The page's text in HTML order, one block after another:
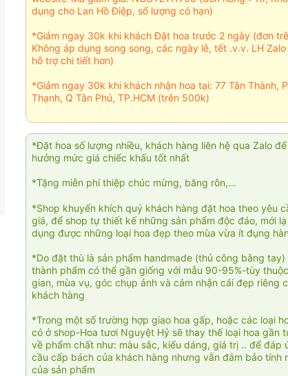
dụng cho Lan Hồ Điệp, số lượng có hạn)
*Giảm ngay 30k khi khách Đặt hoa trước 2 ngày (đơn
Không áp dụng song song, các ngày lễ, tết .v.v. LH
hỗ trợ chi tiết hơn)
*Giảm ngay 30k khi khách nhận hoa tại: 77 Tân Thành,
Thạnh, Q Tân Phú, TP.HCM (trên 500k)
*Đặt hoa số lượng nhiều, khách hàng liên hệ qua Zalo
hưởng mức giá chiếc khấu tốt nhất
*Tặng miễn phí thiệp chúc mừng, băng rôn,...
*Shop khuyến khích quý khách hàng đặt hoa theo yêu
giá, để shop tự thiết kế những sản phẩm độc đáo, mới
dụng được những loại hoa đẹp theo mùa vừa ít đụng
*Do đặt thù là sản phẩm handmade (thủ công bằng tay)
thành phẩm có thể gần giống với mẫu 90-95%-tùy
gian, mùa vụ, góc chụp ảnh và cảm nhận cái đẹp riêng
khách hàng
*Trong một số trường hợp giao hoa gấp, hoặc các loại
có ở shop-Hoa tươi Nguyệt Hỷ sẽ thay thế loại hoa gần
về phẩm chất như: màu sắc, kiểu dáng, giá trị .. để đáp
cầu cấp bách của khách hàng nhưng vẫn đảm bảo tính
của sản phẩm